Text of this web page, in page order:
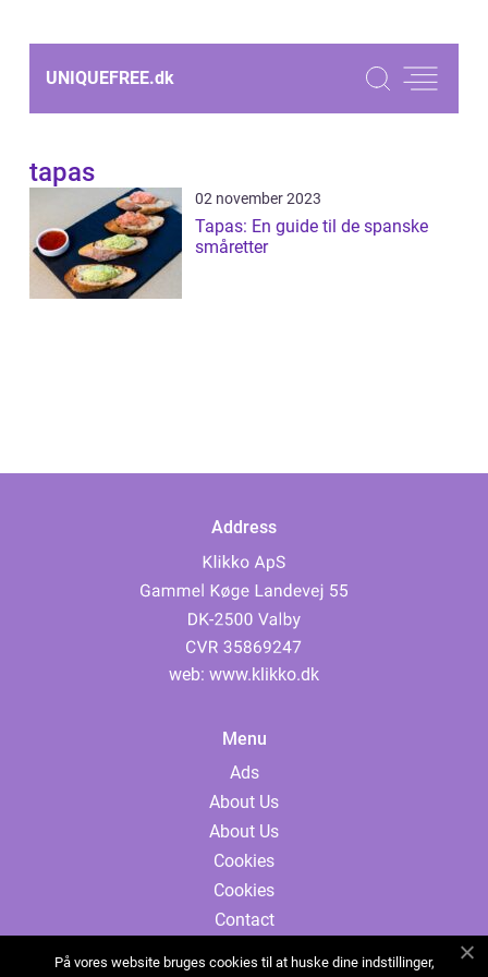
UNIQUEFREE.dk
tapas
02 november 2023
Tapas: En guide til de spanske
småretter
Address
web: www.klikko.dk
Menu
Ads
About Us
About Us
Cookies
Cookies
Contact
På vores website bruges cookies til at huske dine indstillinger,